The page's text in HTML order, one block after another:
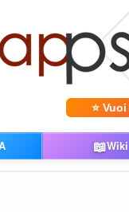
⭐
📖Wiki